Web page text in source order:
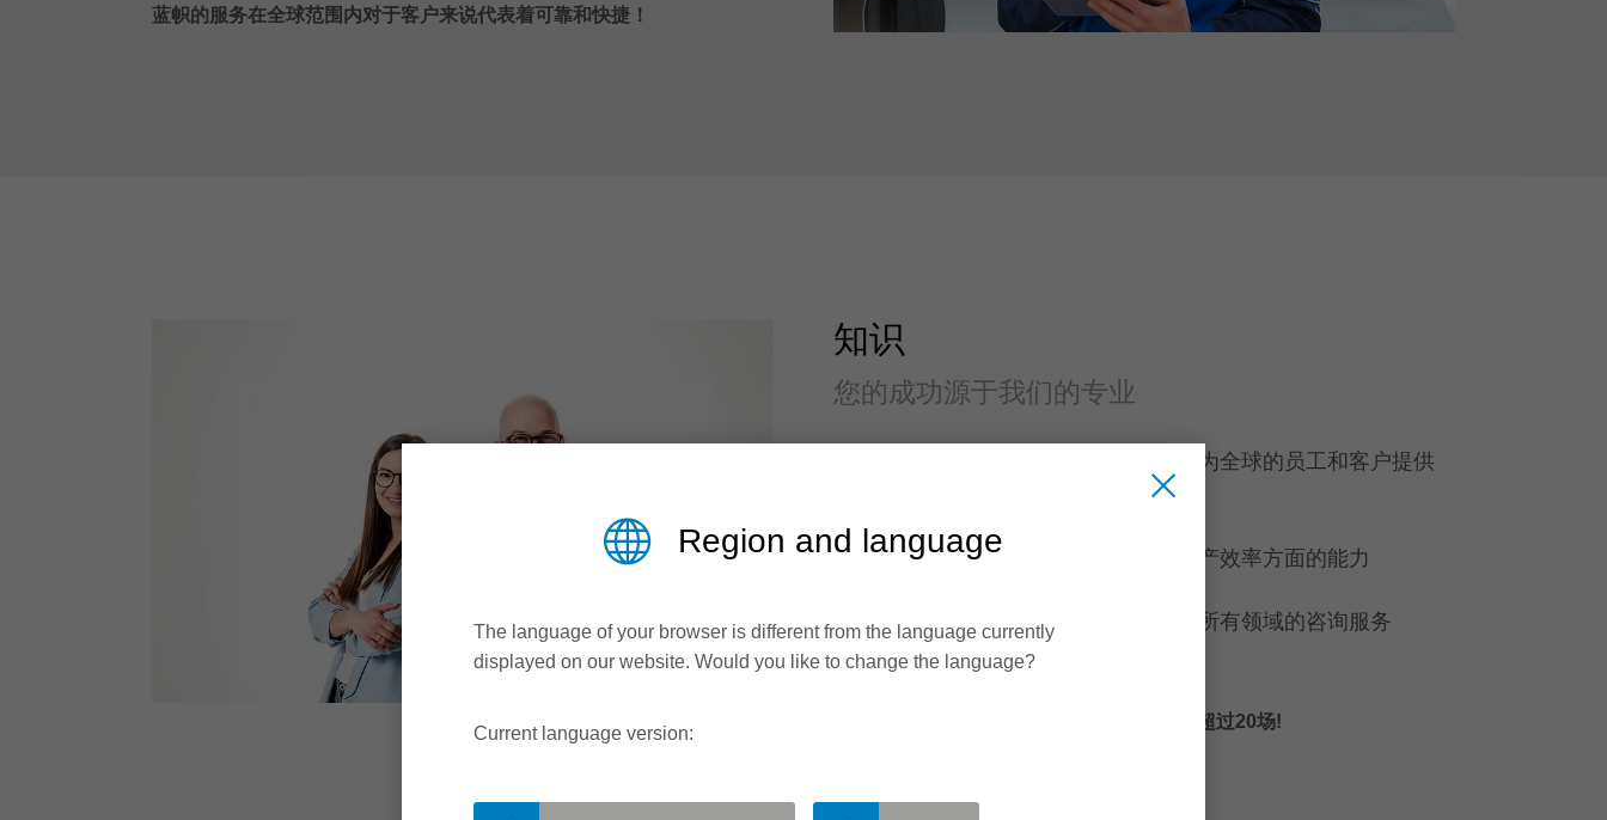
蓝帜的服务在全球范围内对于客户来说代表着可靠和快捷！
知识
您的成功源于我们的专业
我们有自己的服务培训教育中心，为全球的员工和客户提供
持续提升我们员工在技术水平和生产效率方面的能力
提供木材和木质材料加工行业几乎所有领域的咨询服务
每年在蓝帜服务培训教育中心举办的研讨会超过20场!
Region and language
The language of your browser is different from the language currently
displayed on our website. Would you like to change the language?
Current language version: